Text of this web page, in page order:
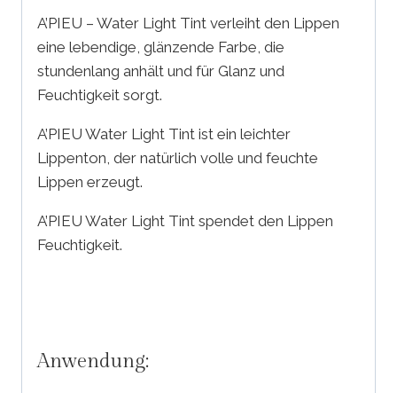
A’PIEU – Water Light Tint verleiht den Lippen
eine lebendige, glänzende Farbe, die
stundenlang anhält und für Glanz und
Feuchtigkeit sorgt.
A’PIEU Water Light Tint ist ein leichter
Lippenton, der natürlich volle und feuchte
Lippen erzeugt.
A’PIEU Water Light Tint spendet den Lippen
Feuchtigkeit.
Anwendung: